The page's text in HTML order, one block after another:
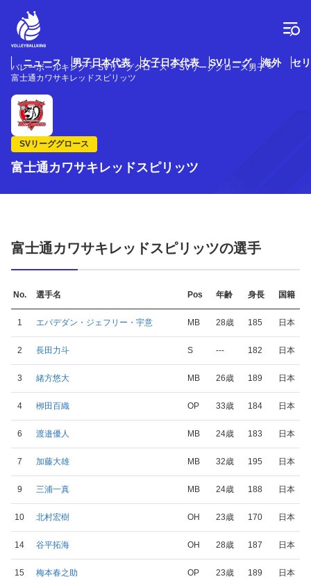
ニュース 男子日本代表 女子日本代表 SVリーグ 海外 セ
バレーボールキング SVリーググロース
SVリーググロース男子
富士通カワサキレッドスピリッツ
SVリーググロース
富士通カワサキレッドスピリッツ
富士通カワサキレッドスピリッツの選手
No. 選手名 Pos 年齢 身長 国籍
1 エバデダン・ジェフリー・宇意 MB 28歳 185 日本
2 長田力斗 S --- 182 日本
3 緒方悠大 MB 26歳 189 日本
4 栁田百織 OP 33歳 184 日本
6 渡邉優人 MB 24歳 183 日本
7 加藤大雄 MB 32歳 195 日本
9 三浦一真 MB 24歳 188 日本
10 北村宏樹 OH 23歳 170 日本
14 谷平拓海 OH 28歳 187 日本
15 梅本春之助 OP 23歳 189 日本